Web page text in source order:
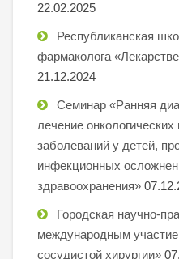
22.02.2025
Республиканская
фармаколога
21.12.2024
Семинар «Ранняя
лечение онкологических
заболеваний у детей,
инфекционных
здравоохранения»
Городская научно-
международным
сосудистой хирургии»